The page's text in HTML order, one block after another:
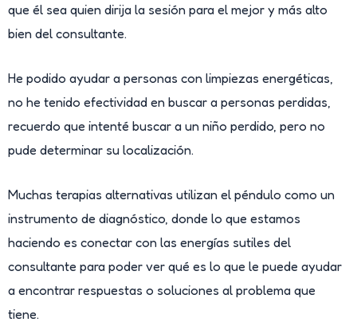
que él sea quien dirija la sesión para el mejor y más alto
bien del consultante.
He podido ayudar a personas con limpiezas energéticas,
no he tenido efectividad en buscar a personas perdidas,
recuerdo que intenté buscar a un niño perdido, pero no
pude determinar su localización.
Muchas terapias alternativas utilizan el péndulo como un
instrumento de diagnóstico, donde lo que estamos
haciendo es conectar con las energías sutiles del
consultante para poder ver qué es lo que le puede ayudar
a encontrar respuestas o soluciones al problema que
tiene.